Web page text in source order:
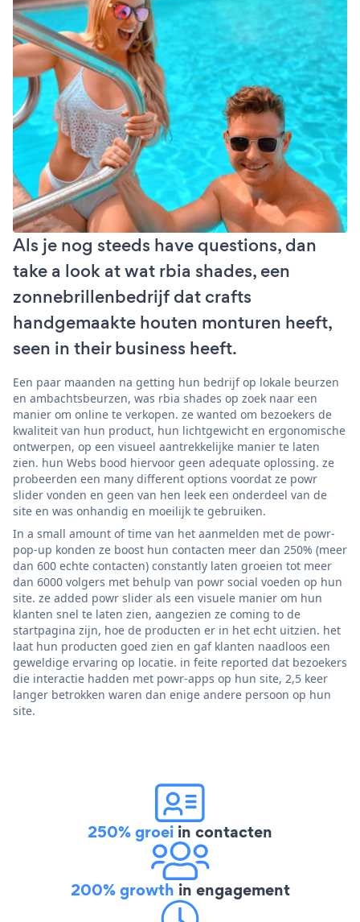
Als je nog steeds have questions, dan
take a look at wat rbia shades, een
zonnebrillenbedrijf dat crafts
handgemaakte houten monturen heeft,
seen in their business heeft.
Een paar maanden na getting hun bedrijf op lokale beurzen
en ambachtsbeurzen, was rbia shades op zoek naar een
manier om online te verkopen. ze wanted om bezoekers de
kwaliteit van hun product, hun lichtgewicht en ergonomische
ontwerpen, op een visueel aantrekkelijke manier te laten
zien. hun Webs bood hiervoor geen adequate oplossing. ze
probeerden een many different options voordat ze powr
slider vonden en geen van hen leek een onderdeel van de
site en was onhandig en moeilijk te gebruiken.
In a small amount of time van het aanmelden met de powr-
pop-up konden ze boost hun contacten meer dan 250% (meer
dan 600 echte contacten) constantly laten groeien tot meer
dan 6000 volgers met behulp van powr social voeden op hun
site. ze added powr slider als een visuele manier om hun
klanten snel te laten zien, aangezien ze coming to de
startpagina zijn, hoe de producten er in het echt uitzien. het
laat hun producten goed zien en gaf klanten naadloos een
geweldige ervaring op locatie. in feite reported dat bezoekers
die interactie hadden met powr-apps op hun site, 2,5 keer
langer betrokken waren dan enige andere persoon op hun
site.
250% groei in contacten
200% growth in engagement